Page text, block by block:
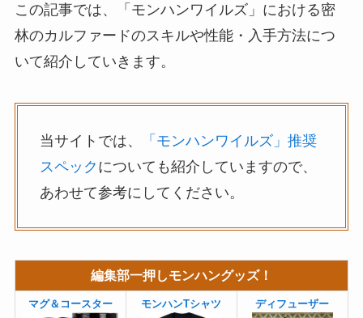
この記事では、「モンハンワイルズ」における密
林のカルファードのスキルや性能・入手方法につ
いて紹介していきます。
当サイトでは、
「モンハンワイルズ」推奨
スペック についても紹介していますので、
あわせて参考にしてください。
編集部一押しモンハングッズ！
マグ＆コースター モンハンTシャツ ディフューザー